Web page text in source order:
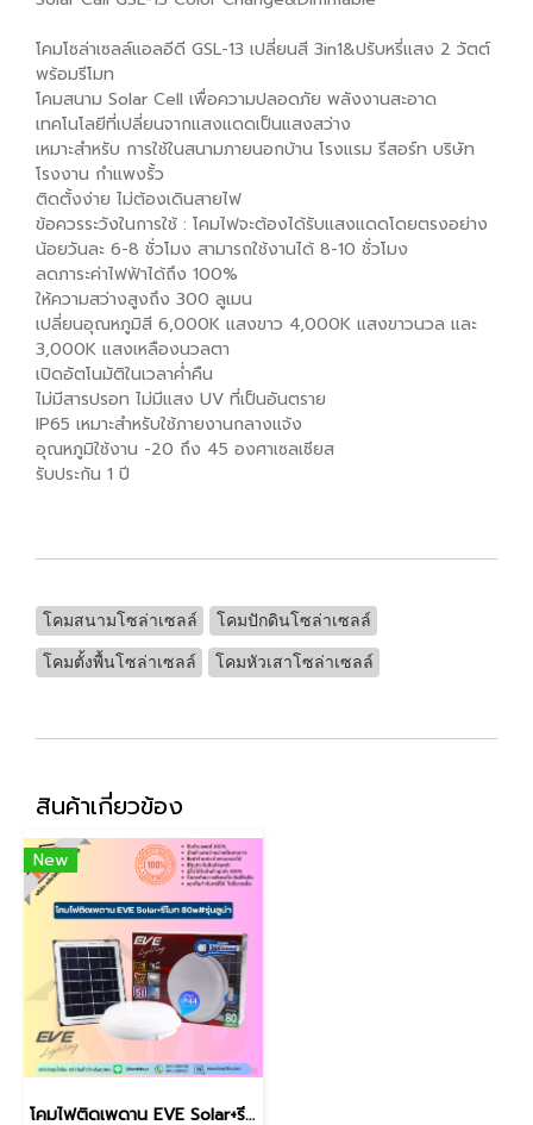
โคมโซล่าเซลล์แอลอีดี GSL-13 เปลี่ยนสี 3in1&ปรับหรี่แสง 2 วัตต์
พร้อมรีโมท
โคมสนาม Solar Cell เพื่อความปลอดภัย พลังงานสะอาด
เทคโนโลยีที่เปลี่ยนจากแสงแดดเป็นแสงสว่าง
เหมาะสำหรับ การใช้ในสนามภายนอกบ้าน โรงแรม รีสอร์ท บริษัท
โรงงาน กำแพงรั้ว
ติดตั้งง่าย ไม่ต้องเดินสายไฟ
ข้อควรระวังในการใช้ : โคมไฟจะต้องได้รับแสงแดดโดยตรงอย่าง
น้อยวันละ 6-8 ชั่วโมง สามารถใช้งานได้ 8-10 ชั่วโมง
ลดภาระค่าไฟฟ้าได้ถึง 100%
ให้ความสว่างสูงถึง 300 ลูเมน
เปลี่ยนอุณหภูมิสี 6,000K แสงขาว 4,000K แสงขาวนวล และ
3,000K แสงเหลืองนวลตา
เปิดอัตโนมัติในเวลาค่ำคืน
ไม่มีสารปรอท ไม่มีแสง UV ที่เป็นอันตราย
IP65 เหมาะสำหรับใช้ภายงานกลางแจ้ง
อุณหภูมิใช้งาน -20 ถึง 45 องศาเซลเซียส
รับประกัน 1 ปี
โคมสนามโซล่าเซลล์ โคมปักดินโซล่าเซลล์
โคมตั้งพื้นโซล่าเซลล์ โคมหัวเสาโซล่าเซลล์
สินค้าเกี่ยวข้อง
New
โคมไฟติดเพดาน EVE Solar+รีโมท 80w#รุ่นลูน่า